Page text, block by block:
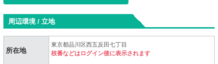
周辺環境 / 立地
所在地
東京都品川区西五反田七丁目
枝番などはログイン後に表示されます